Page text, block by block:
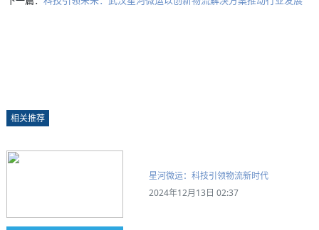
相关推荐
星河微运：科技引领物流新时代
2024年12月13日 02:37